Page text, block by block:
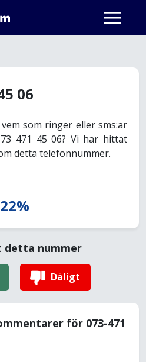
06
som ringer eller sms:ar
471 45 06? Vi har hittat
detta telefonnummer.
detta nummer
Dåligt
för 073-471